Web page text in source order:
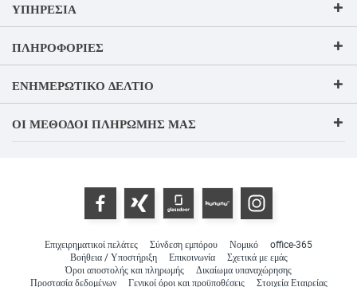
ΥΠΗΡΕΣΊΑ
ΠΛΗΡΟΦΟΡΊΕΣ
ΕΝΗΜΕΡΩΤΙΚΌ ΔΕΛΤΊΟ
ΟΙ ΜΈΘΟΔΟΙ ΠΛΗΡΩΜΉΣ ΜΑΣ
Επιχειρηματικοί πελάτες Σύνδεση εμπόρου Νομικό
office-365
Βοήθεια / Υποστήριξη
Επικοινωνία
Σχετικά με εμάς
Όροι αποστολής και πληρωμής
Δικαίωμα υπαναχώρησης
Προστασία δεδομένων
Γενικοί όροι και προϋποθέσεις Στοιχεία Εταιρείας